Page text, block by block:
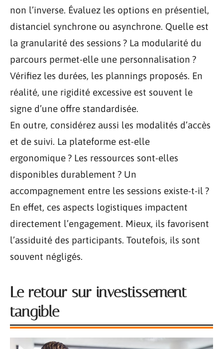
non l’inverse. Évaluez les options en présentiel,
distanciel synchrone ou asynchrone. Quelle est
la granularité des sessions ? La modularité du
parcours permet-elle une personnalisation ?
Vérifiez les durées, les plannings proposés. En
réalité, une rigidité excessive est souvent le
signe d’une offre standardisée.
En outre, considérez aussi les modalités d’accès
et de suivi. La plateforme est-elle
ergonomique ? Les ressources sont-elles
disponibles durablement ? Un
accompagnement entre les sessions existe-t-il ?
En effet, ces aspects logistiques impactent
directement l’engagement. Mieux, ils favorisent
l’assiduité des participants. Toutefois, ils sont
souvent négligés.
Le retour sur investissement
tangible